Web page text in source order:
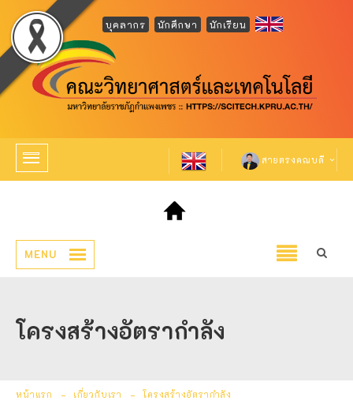
บุคลากร นักศึกษา นักเรียน
สายตรงคณบดี
MENU
โครงสร้างอัตรากำลัง
หน้าแรก เกี่ยวกับเรา โครงสร้างอัตรากำลัง